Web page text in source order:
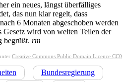
ein neues, längst überfälliges
das nun klar regelt, dass
6 Monaten abgeschoben werden
wird von weiten Teilen der
begrüßt. rm
Creative Commons Public Domain Licence CC0
Bundesregierung